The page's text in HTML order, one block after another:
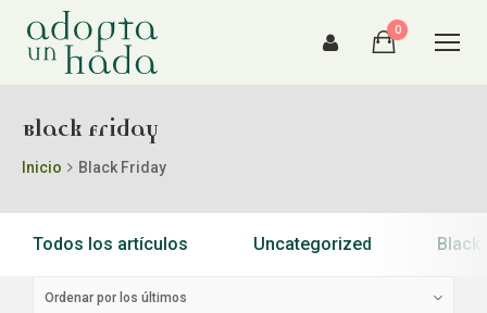
0
Black Friday
Inicio Black Friday
Todos los artículos Uncategorized Black